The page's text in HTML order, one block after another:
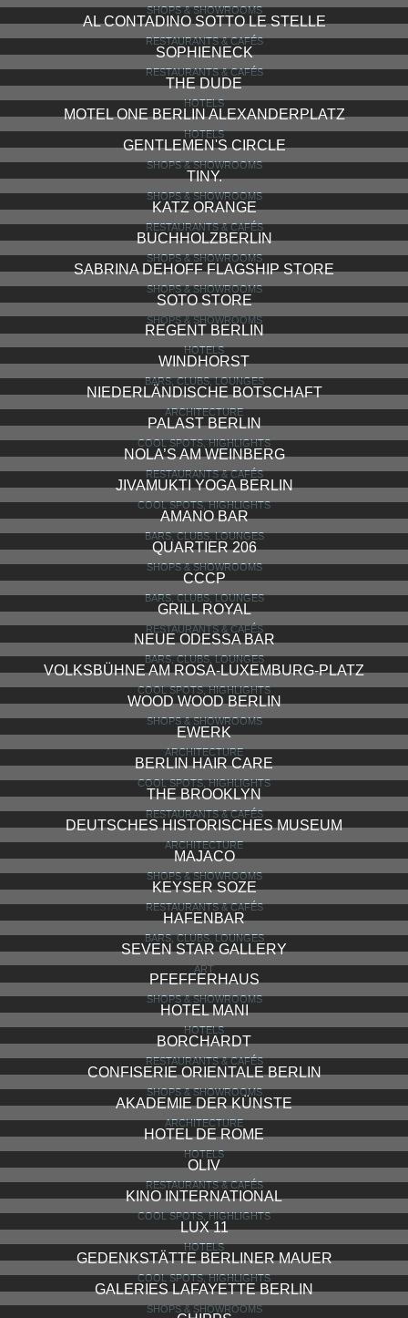
SHOPS & SHOWROOMS
AL CONTADINO SOTTO LE STELLE
RESTAURANTS & CAFÉS
SOPHIENECK
RESTAURANTS & CAFÉS
THE DUDE
HOTELS
MOTEL ONE BERLIN ALEXANDERPLATZ
HOTELS
GENTLEMEN'S CIRCLE
SHOPS & SHOWROOMS
TINY.
SHOPS & SHOWROOMS
KATZ ORANGE
RESTAURANTS & CAFÉS
BUCHHOLZBERLIN
SHOPS & SHOWROOMS
SABRINA DEHOFF FLAGSHIP STORE
SHOPS & SHOWROOMS
SOTO STORE
SHOPS & SHOWROOMS
REGENT BERLIN
HOTELS
WINDHORST
BARS, CLUBS, LOUNGES
NIEDERLÄNDISCHE BOTSCHAFT
ARCHITECTURE
PALAST BERLIN
COOL SPOTS, HIGHLIGHTS
NOLA’S AM WEINBERG
RESTAURANTS & CAFÉS
JIVAMUKTI YOGA BERLIN
COOL SPOTS, HIGHLIGHTS
AMANO BAR
BARS, CLUBS, LOUNGES
QUARTIER 206
SHOPS & SHOWROOMS
CCCP
BARS, CLUBS, LOUNGES
GRILL ROYAL
RESTAURANTS & CAFÉS
NEUE ODESSA BAR
BARS, CLUBS, LOUNGES
VOLKSBÜHNE AM ROSA-LUXEMBURG-PLATZ
COOL SPOTS, HIGHLIGHTS
WOOD WOOD BERLIN
SHOPS & SHOWROOMS
EWERK
ARCHITECTURE
BERLIN HAIR CARE
COOL SPOTS, HIGHLIGHTS
THE BROOKLYN
RESTAURANTS & CAFÉS
DEUTSCHES HISTORISCHES MUSEUM
ARCHITECTURE
MAJACO
SHOPS & SHOWROOMS
KEYSER SOZE
RESTAURANTS & CAFÉS
HAFENBAR
BARS, CLUBS, LOUNGES
SEVEN STAR GALLERY
ART
PFEFFERHAUS
SHOPS & SHOWROOMS
HOTEL MANI
HOTELS
BORCHARDT
RESTAURANTS & CAFÉS
CONFISERIE ORIENTALE BERLIN
SHOPS & SHOWROOMS
AKADEMIE DER KÜNSTE
ARCHITECTURE
HOTEL DE ROME
HOTELS
OLIV
RESTAURANTS & CAFÉS
KINO INTERNATIONAL
COOL SPOTS, HIGHLIGHTS
LUX 11
HOTELS
GEDENKSTÄTTE BERLINER MAUER
COOL SPOTS, HIGHLIGHTS
GALERIES LAFAYETTE BERLIN
SHOPS & SHOWROOMS